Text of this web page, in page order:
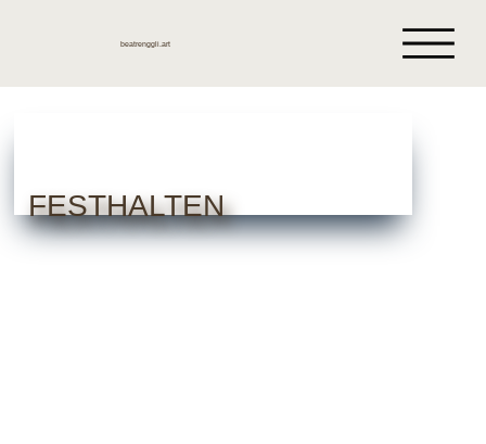
beatrenggli.art
FESTHALTEN